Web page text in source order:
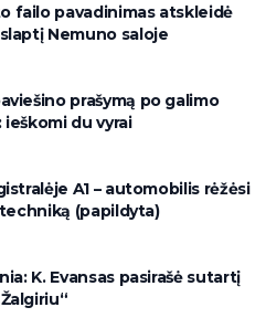
failo pavadinimas atskleidė
Nemuno saloje
prašymą po galimo
du vyrai
A1 – automobilis rėžėsi
(papildyta)
K. Evansas pasirašė sutartį